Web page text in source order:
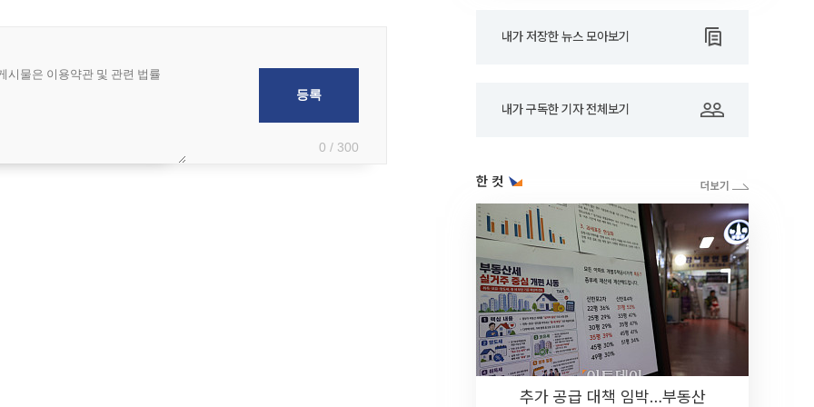
0 / 300
내가 저장한 뉴스 모아보기
내가 구독한 기자 전체보기
한 컷
추가 공급 대책 임박…부동산